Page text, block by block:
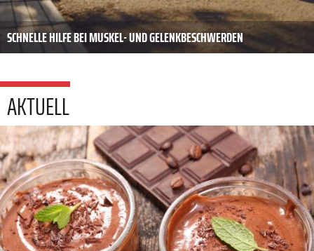
SCHNELLE HILFE BEI MUSKEL- UND GELENKBESCHWERDEN
AKTUELL